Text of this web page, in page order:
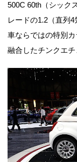
500C 60th（シック
レードの1.2（直列
車ならではの特別
融合したチンクエチ